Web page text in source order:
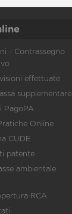
- Contrassegno
effettuate
supplementare
PagoPA
Online
CUDE
patente
ambientale
RCA